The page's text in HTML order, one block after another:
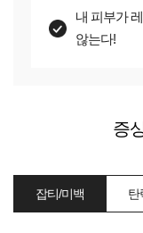
내 피부가
않는다!
증
잡티/미백 탄